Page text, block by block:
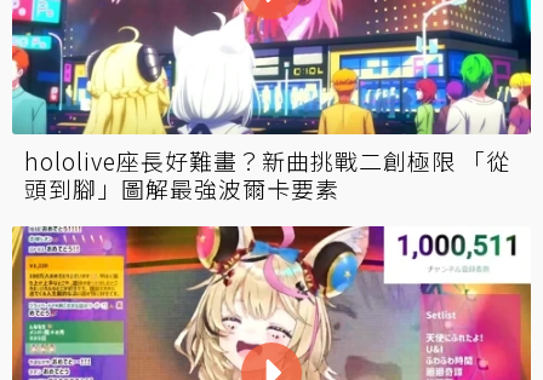
hololive座長好難畫？新曲挑戰二創極限 「從
頭到腳」圖解最強波爾卡要素